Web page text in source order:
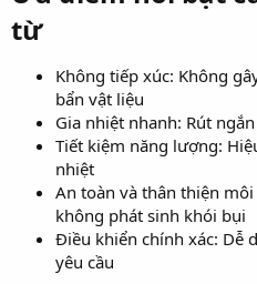
từ​
Không tiếp xúc: Không
bẩn vật liệu
Gia nhiệt nhanh: Rút
Tiết kiệm năng lượng:
nhiệt
An toàn và thân thiện
không phát sinh khói bụi
Điều khiển chính xác: Dễ
yêu cầu